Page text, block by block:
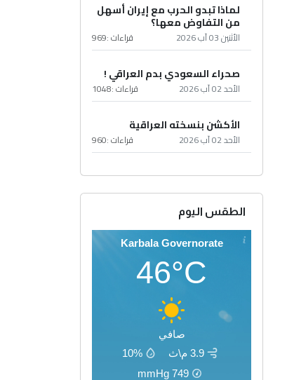
لماذا تبدو الحرب مع إيران أسهل
من التفاوض معها؟
الأثنين 03 آب 2026 قراءات :969
صحراء السعودي بدم العراقي !
الأحد 02 آب 2026 قراءات :1048
الأكشن بنسخته العراقية
الأحد 02 آب 2026 قراءات :960
الطقس اليوم
Karbala Governorate
46°C
صافي
3.9 م\ث
10%
749
mmHg